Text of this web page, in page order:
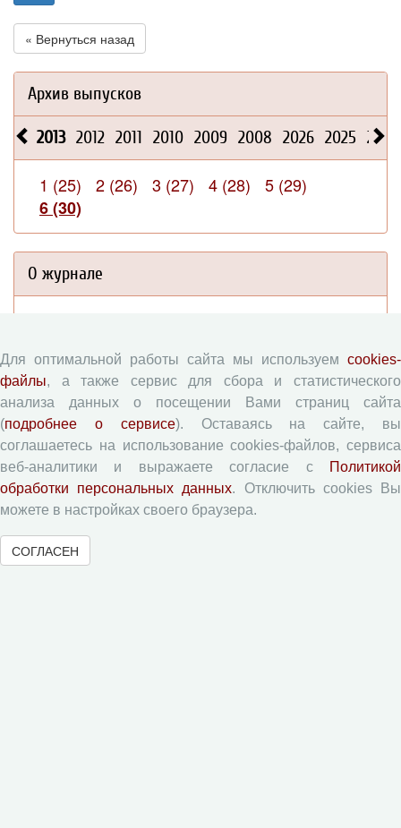
« Вернуться назад
Архив выпусков
2013 2012 2011 2010 2009 2008 2026 2025 2024
1 (25) 2 (26) 3 (27) 4 (28)
5 (29)
6 (30)
О журнале
Редсовет
Подписка на журнал
Контакты
Редакционная политика
Разделы журнала
Для оптимальной работы сайта мы используем cookies-
файлы, а также сервис для сбора и статистического
анализа данных о посещении Вами страниц сайта
(подробнее о сервисе). Оставаясь на сайте, вы
соглашаетесь на использование cookies-файлов, сервиса
веб-аналитики и выражаете согласие с
Политикой
обработки персональных данных. Отключить cookies Вы
можете в настройках своего браузера.
СОГЛАСЕН